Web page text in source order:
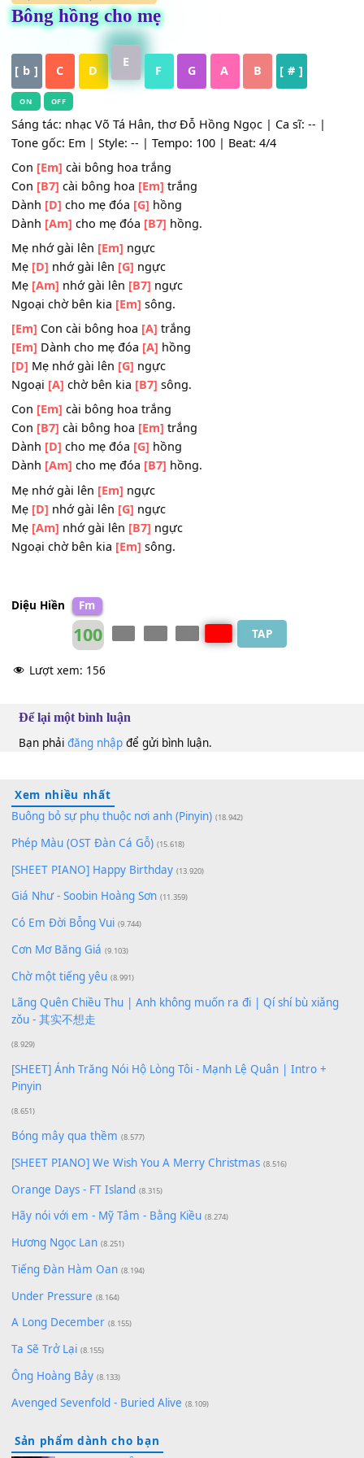
HỢP ÂM Nhạc Trữ Tình
Bông hồng cho mẹ
[ b ] C D F G A B [ # ]
Sáng tác: nhạc Võ Tá Hân, thơ Đỗ Hồng Ngọc | Ca sĩ: -- |
Tone gốc: Em | Style: -- | Tempo: 100 | Beat: 4/4
Con[Em]cài bông hoa trắng
Con[B7]cài bông hoa[Em]
Dành [D]cho mẹ đóa[G]hồng
Dành[Am]cho mẹ đóa[B7]
Mẹ nhớ gài lên [Em] ngực
Mẹ[D]nhớ gài lên[G]ngực
Mẹ[Am]nhớ gài lên [B7]ngực
Ngoại chờ bên kia[Em]sông.
[Em]Con cài bông hoa[A]
[Em]Dành cho mẹ đóa[A]hồng
[D]Mẹ nhớ gài lên [G]ngực
Ngoại[A]chờ bên kia[B7]sông.
Con[Em]cài bông hoa trắng
Con[B7]cài bông hoa[Em]
Dành[D]cho mẹ đóa[G]hồng
Dành
cho mẹ đóa [B7]
Mẹ[D]nhớ gài lên
nhớ gài lên [B7] ngực
Ngoại chờ bên kia
Diệu Hiền Fm
100
Để lại một bình luận
Bạn phảiđăng nhậpđể gửi bình luận.
Xem nhiều nhất
Buông bỏ sự phụ thuộc nơi anh (Pinyin)
Phép Màu (OST Đàn Cá Gỗ)
[SHEET PIANO] Happy Birthday (13.920)
Có Em Đời Bỗng Vui (9.744)
Cơn Mơ Băng Giá
Lãng Quên Chiều Thu | Anh không muốn ra đi | Qí shí bù
zǒu - 其实不想走
[SHEET] Ánh Trăng Nói Hộ Lòng Tôi - Mạnh Lệ Quân | Intro +
Pinyin
(8.651)
Bóng mây qua thềm
[SHEET PIANO] We Wish You A Merry Christmas
Tiếng Đàn Hàm Oan (8.194)